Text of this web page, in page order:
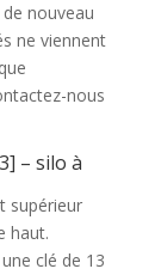
nouveau
ne viennent
nous
– silo à
supérieur
haut.
clé de 13